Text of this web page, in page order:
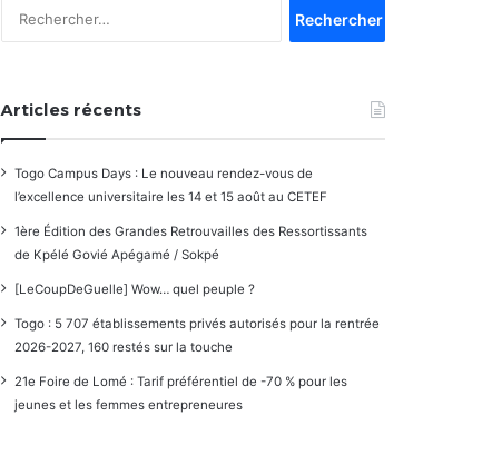
Articles récents
Togo Campus Days : Le nouveau rendez-vous de
l’excellence universitaire les 14 et 15 août au CETEF
1ère Édition des Grandes Retrouvailles des Ressortissants
de Kpélé Govié Apégamé / Sokpé
[LeCoupDeGuelle] Wow… quel peuple ?
Togo : 5 707 établissements privés autorisés pour la rentrée
2026-2027, 160 restés sur la touche
21e Foire de Lomé : Tarif préférentiel de -70 % pour les
jeunes et les femmes entrepreneures